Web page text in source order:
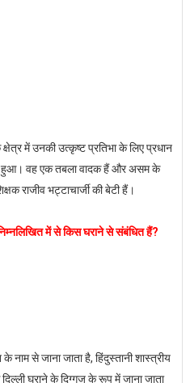
में उनकी उत्कृष्ट प्रतिभा के लिए प्रधान
हुआ। वह एक तबला वादक हैं और असम के
राजीव भट्टाचार्जी की बेटी हैं।
में से किस घराने से संबंधित हैं?
से जाना जाता है, हिंदुस्तानी शास्त्रीय
घराने के दिग्गज के रूप में जाना जाता